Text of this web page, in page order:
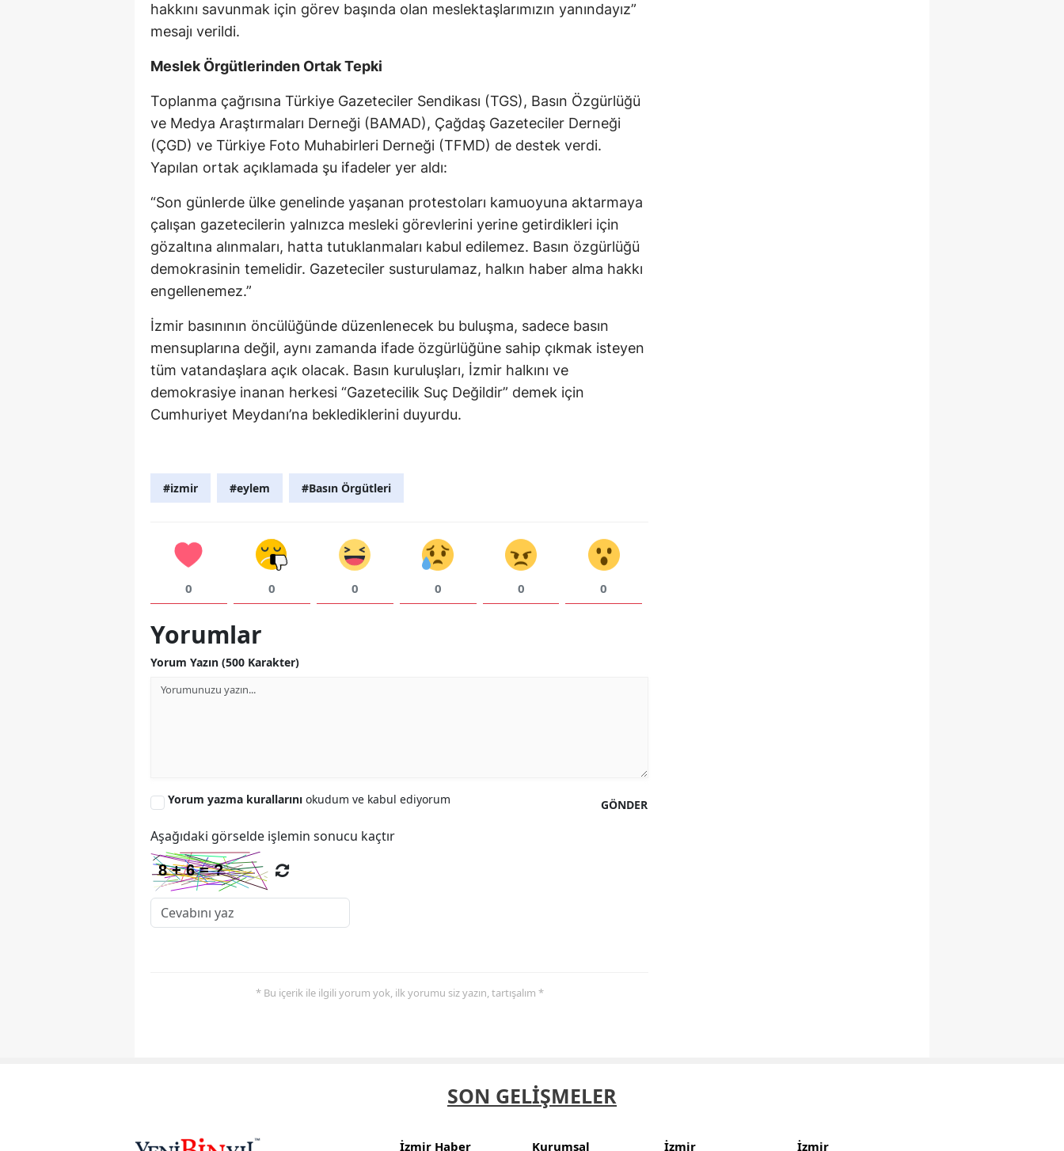
hakkını savunmak için görev başında olan meslektaşlarımızın yanındayız”
mesajı verildi.
Meslek Örgütlerinden Ortak Tepki
Toplanma çağrısına Türkiye Gazeteciler Sendikası (TGS), Basın Özgürlüğü
ve Medya Araştırmaları Derneği (BAMAD), Çağdaş Gazeteciler Derneği
(ÇGD) ve Türkiye Foto Muhabirleri Derneği (TFMD) de destek verdi.
Yapılan ortak açıklamada şu ifadeler yer aldı:
“Son günlerde ülke genelinde yaşanan protestoları kamuoyuna aktarmaya
çalışan gazetecilerin yalnızca mesleki görevlerini yerine getirdikleri için
gözaltına alınmaları, hatta tutuklanmaları kabul edilemez. Basın özgürlüğü
demokrasinin temelidir. Gazeteciler susturulamaz, halkın haber alma hakkı
engellenemez.”
İzmir basınının öncülüğünde düzenlenecek bu buluşma, sadece basın
mensuplarına değil, aynı zamanda ifade özgürlüğüne sahip çıkmak isteyen
tüm vatandaşlara açık olacak. Basın kuruluşları, İzmir halkını ve
demokrasiye inanan herkesi “Gazetecilik Suç Değildir” demek için
Cumhuriyet Meydanı’na beklediklerini duyurdu.
#izmir #eylem #Basın Örgütleri
0 0 0 0 0 0
Yorumlar
Yorum Yazın (500 Karakter)
GÖNDER
Yorum yazma kurallarını okudum ve kabul ediyorum
Aşağıdaki görselde işlemin sonucu kaçtır
* Bu içerik ile ilgili yorum yok, ilk yorumu siz yazın, tartışalım *
SON GELİŞMELER
İzmir Haber Kurumsal İzmir İzmir